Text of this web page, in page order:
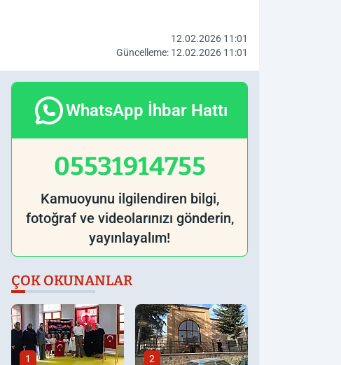
12.02.2026 11:01
Güncelleme: 12.02.2026 11:01
WhatsApp İhbar Hattı
05531914755
Kamuoyunu ilgilendiren bilgi,
fotoğraf ve videolarınızı gönderin,
yayınlayalım!
ÇOK OKUNANLAR
1 2